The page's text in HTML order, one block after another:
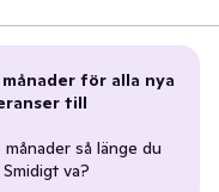
för alla nya
till
så länge du
va?